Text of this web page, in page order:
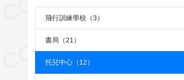
飛行訓練學校（3）
書局（21）
托兒中心（12）